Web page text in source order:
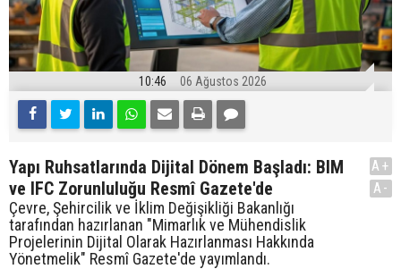
10:46 06 Ağustos 2026
Yapı Ruhsatlarında Dijital Dönem Başladı: BIM
ve IFC Zorunluluğu Resmî Gazete'de
Çevre, Şehircilik ve İklim Değişikliği Bakanlığı
tarafından hazırlanan "Mimarlık ve Mühendislik
Projelerinin Dijital Olarak Hazırlanması Hakkında
Yönetmelik" Resmî Gazete'de yayımlandı.
A+
A-